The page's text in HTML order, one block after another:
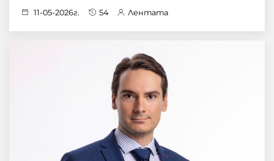
11-05-2026г. 54 Лентата